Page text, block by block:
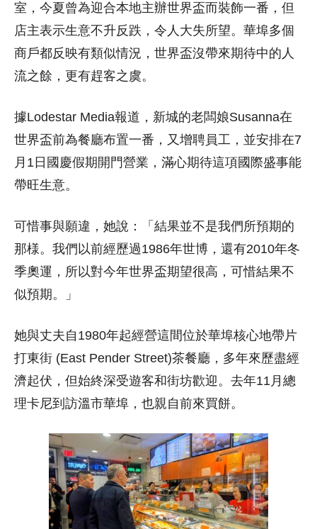
室，今夏曾為迎合本地主辦世界盃而裝飾一番，但
店主表示生意不升反跌，令人大失所望。華埠多個
商戶都反映有類似情況，世界盃沒帶來期待中的人
流之餘，更有趕客之虞。
據Lodestar Media報道，新城的老闆娘Susanna在
世界盃前為餐廳布置一番，又增聘員工，並安排在7
月1日國慶假期開門營業，滿心期待這項國際盛事能
帶旺生意。
可惜事與願違，她說：「結果並不是我們所預期的
那様。我們以前經歷過1986年世博，還有2010年冬
季奧運，所以對今年世界盃期望很高，可惜結果不
似預期。」
她與丈夫自1980年起經營這間位於華埠核心地帶片
打東街 (East Pender Street)茶餐廳，多年來歷盡經
濟起伏，但始終深受遊客和街坊歡迎。去年11月總
理卡尼到訪溫市華埠，也親自前來買餅。